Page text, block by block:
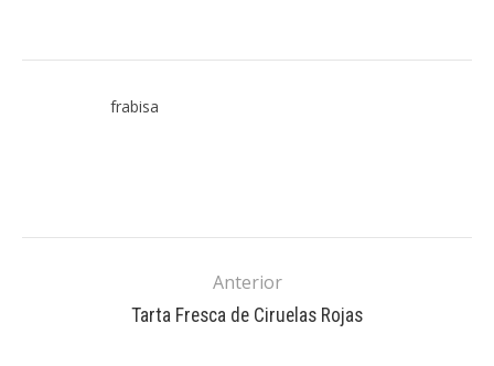
frabisa
Anterior
Tarta Fresca de Ciruelas Rojas